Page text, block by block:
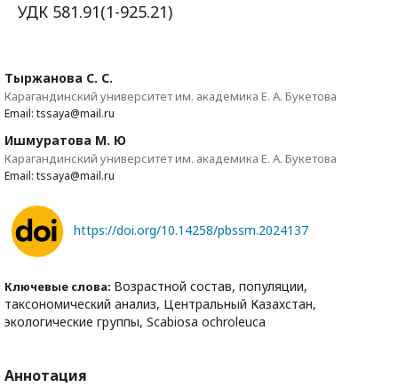
УДК 581.91(1-925.21)
Тыржанова С. С.
Карагандинский университет им. академика Е. А. Букетова
Email: tssaya@mail.ru
Ишмуратова М. Ю
Карагандинский университет им. академика Е. А. Букетова
Email: tssaya@mail.ru
https://doi.org/10.14258/pbssm.2024137
Ключевые слова: Возрастной состав, популяции,
таксономический анализ, Центральный Казахстан,
экологические группы, Scabiosa ochroleuca
Аннотация